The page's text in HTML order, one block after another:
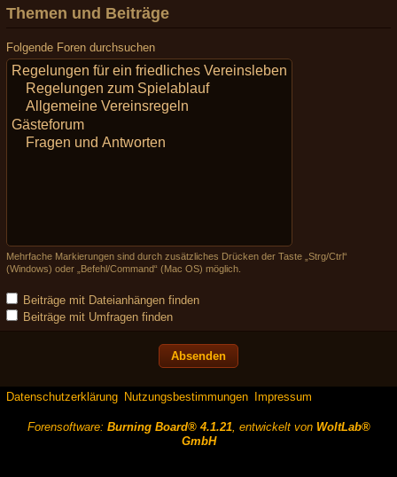
Themen und Beiträge
Folgende Foren durchsuchen
Mehrfache Markierungen sind durch zusätzliches Drücken der Taste „Strg/Ctrl“
(Windows) oder „Befehl/Command“ (Mac OS) möglich.
Beiträge mit Dateianhängen finden
Beiträge mit Umfragen finden
Datenschutzerklärung Nutzungsbestimmungen Impressum
Forensoftware: Burning Board® 4.1.21, entwickelt von WoltLab®
GmbH